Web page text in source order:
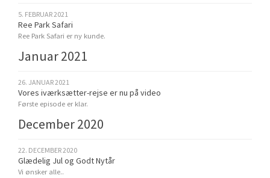
5. FEBRUAR 2021
Ree Park Safari
Ree Park Safari er ny kunde.
Januar 2021
26. JANUAR 2021
Vores iværksætter-rejse er nu på video
Første episode er klar.
December 2020
22. DECEMBER 2020
Glædelig Jul og Godt Nytår
Vi ønsker alle..